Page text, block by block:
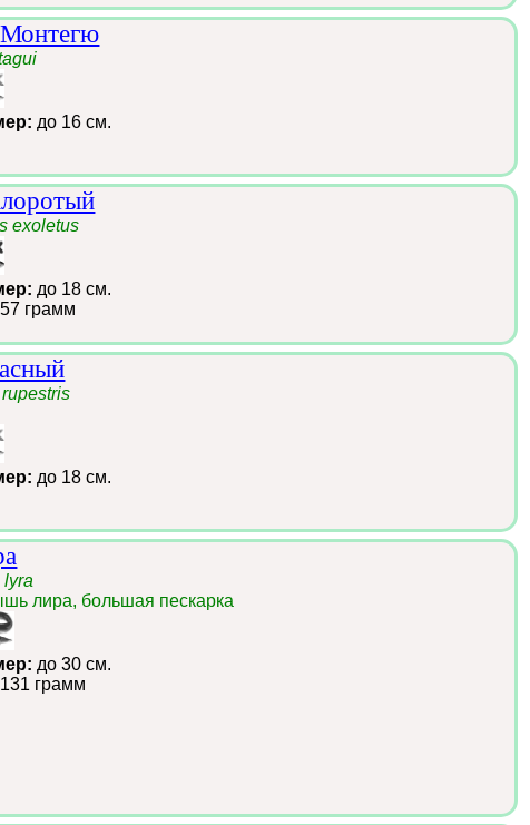
до 16 см.
exoletus
до 18 см.
грамм
до 18 см.
lyra
лира, большая пескарка
до 30 см.
грамм